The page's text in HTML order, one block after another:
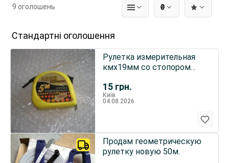
₴
9 оголошень
Стандартні оголошення
15 грн.
Рулетка измерительная
кмх19мм со стопором
Київ
04.08.2026
Продам геометрическую
рулетку новую 50м.